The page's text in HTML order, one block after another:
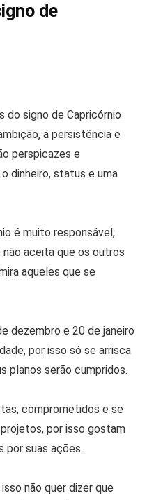
de
signo de Capricórnio
a persistência e
perspicazes e
dinheiro, status e uma
é muito responsável,
aceita que os outros
aqueles que se
dezembro e 20 de janeiro
por isso só se arrisca
planos serão cumpridos.
comprometidos e se
por isso gostam
por suas ações.
não quer dizer que